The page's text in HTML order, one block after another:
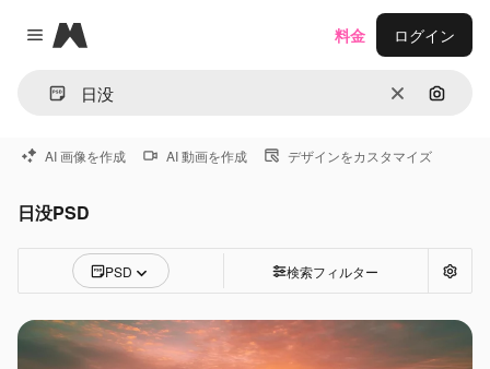
Close menu
Magnific
消去 画像で
料金 ログイン
AI 画像を作成 AI 動画を作成 デザインをカスタマイズ
日没PSD
PSD 検索フィルター